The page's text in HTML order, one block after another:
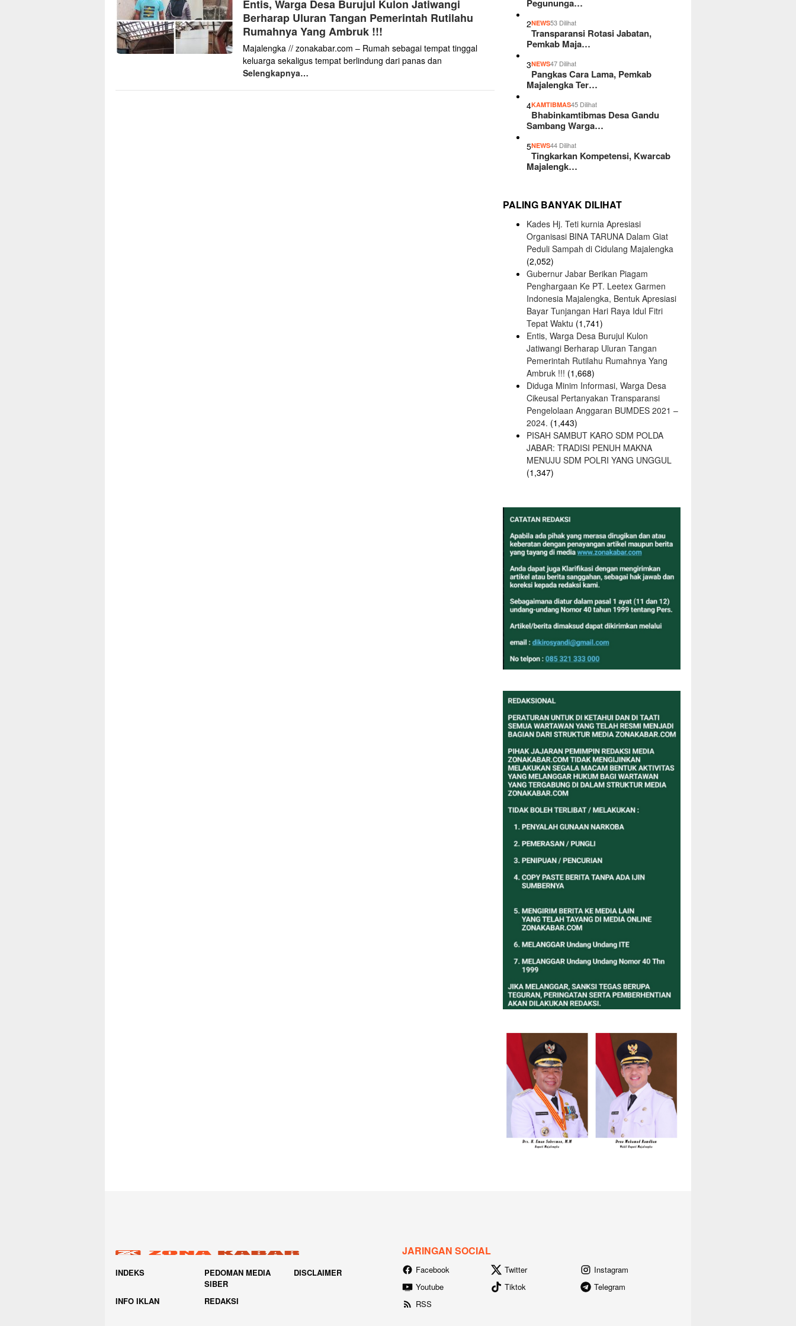
Entis, Warga Desa Burujul Kulon Jatiwangi
Berharap Uluran Tangan Pemerintah Rutilahu
Rumahnya Yang Ambruk !!!
Majalengka // zonakabar.com – Rumah sebagai tempat tinggal
keluarga sekaligus tempat berlindung dari panas dan
Selengkapnya…
Pegununga…
2NEWS53 Dilihat
Transparansi Rotasi Jabatan,
Pemkab Maja…
3NEWS47 Dilihat
Pangkas Cara Lama, Pemkab
Majalengka Ter…
4KAMTIBMAS45 Dilihat
Bhabinkamtibmas Desa Gandu
Sambang Warga…
5NEWS44 Dilihat
Tingkarkan Kompetensi, Kwarcab
Majalengk…
PALING BANYAK DILIHAT
Kades Hj. Teti kurnia Apresiasi
Organisasi BINA TARUNA Dalam Giat
Peduli Sampah di Cidulang Majalengka
(2,052)
Gubernur Jabar Berikan Piagam
Penghargaan Ke PT. Leetex Garmen
Indonesia Majalengka, Bentuk Apresiasi
Bayar Tunjangan Hari Raya Idul Fitri
Tepat Waktu (1,741)
Entis, Warga Desa Burujul Kulon
Jatiwangi Berharap Uluran Tangan
Pemerintah Rutilahu Rumahnya Yang
Ambruk !!! (1,668)
Diduga Minim Informasi, Warga Desa
Cikeusal Pertanyakan Transparansi
Pengelolaan Anggaran BUMDES 2021 –
2024. (1,443)
PISAH SAMBUT KARO SDM POLDA
JABAR: TRADISI PENUH MAKNA
MENUJU SDM POLRI YANG UNGGUL
(1,347)
INDEKS
PEDOMAN MEDIA
SIBER
DISCLAIMER
INFO IKLAN REDAKSI
JARINGAN SOCIAL
Facebook Twitter
Instagram
Youtube
Tiktok
Telegram
RSS